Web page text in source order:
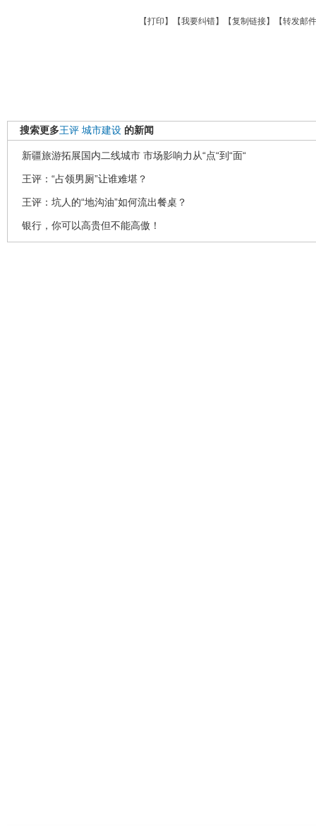
【打印 】【我要纠错】【复制链接】【转发邮件
搜索更多王评 城市建设 的新闻
新疆旅游拓展国内二线城市 市场影响力从“点“到“面“
王评：“占领男厕”让谁难堪？
王评：坑人的“地沟油”如何流出餐桌？
银行，你可以高贵但不能高傲！